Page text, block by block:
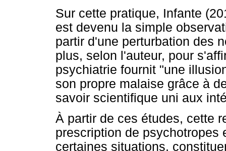
Sur cette pratique, Infante
est devenu la simple
partir d'une perturbation des
plus, selon l'auteur, pour
psychiatrie fournit "une
son propre malaise grâce à
savoir scientifique uni aux
À partir de ces études, cette
prescription de psychotropes
certaines situations,